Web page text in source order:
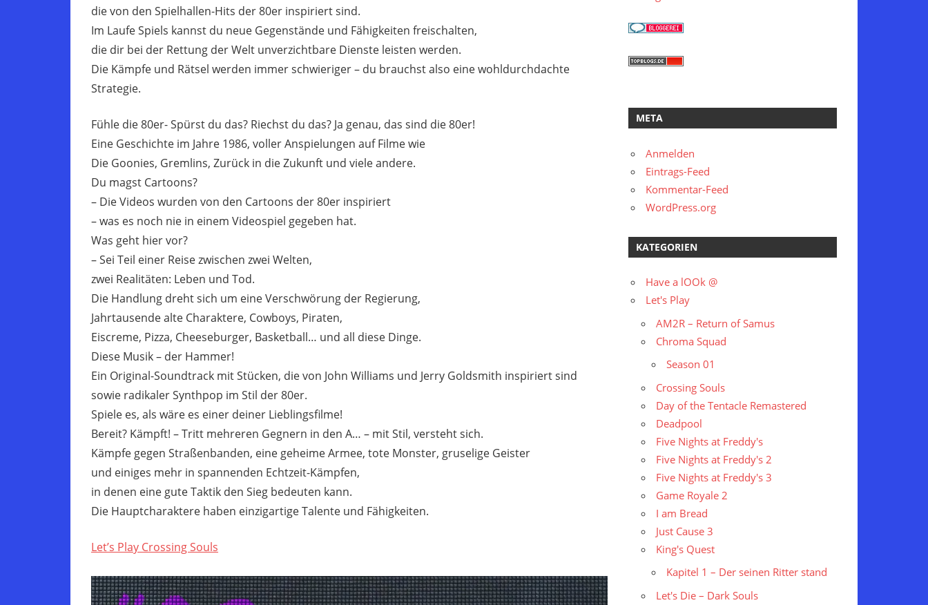
die von den Spielhallen-Hits der 80er inspiriert sind.
Im Laufe Spiels kannst du neue Gegenstände und Fähigkeiten freischalten,
die dir bei der Rettung der Welt unverzichtbare Dienste leisten werden.
Die Kämpfe und Rätsel werden immer schwieriger – du brauchst also eine wohldurchdachte
Strategie.
Fühle die 80er- Spürst du das? Riechst du das? Ja genau, das sind die 80er!
Eine Geschichte im Jahre 1986, voller Anspielungen auf Filme wie
Die Goonies, Gremlins, Zurück in die Zukunft und viele andere.
Du magst Cartoons?
– Die Videos wurden von den Cartoons der 80er inspiriert
– was es noch nie in einem Videospiel gegeben hat.
Was geht hier vor?
– Sei Teil einer Reise zwischen zwei Welten,
zwei Realitäten: Leben und Tod.
Die Handlung dreht sich um eine Verschwörung der Regierung,
Jahrtausende alte Charaktere, Cowboys, Piraten,
Eiscreme, Pizza, Cheeseburger, Basketball… und all diese Dinge.
Diese Musik – der Hammer!
Ein Original-Soundtrack mit Stücken, die von John Williams und Jerry Goldsmith inspiriert sind
sowie radikaler Synthpop im Stil der 80er.
Spiele es, als wäre es einer deiner Lieblingsfilme!
Bereit? Kämpft! – Tritt mehreren Gegnern in den A… – mit Stil, versteht sich.
Kämpfe gegen Straßenbanden, eine geheime Armee, tote Monster, gruselige Geister
und einiges mehr in spannenden Echtzeit-Kämpfen,
in denen eine gute Taktik den Sieg bedeuten kann.
Die Hauptcharaktere haben einzigartige Talente und Fähigkeiten.
Let’s Play Crossing Souls
META
Anmelden
Eintrags-Feed
Kommentar-Feed
WordPress.org
KATEGORIEN
Have a lOOk @
Let's Play
AM2R – Return of Samus
Chroma Squad
Season 01
Crossing Souls
Day of the Tentacle Remastered
Deadpool
Five Nights at Freddy's
Five Nights at Freddy's 2
Five Nights at Freddy's 3
Game Royale 2
I am Bread
Just Cause 3
King's Quest
Kapitel 1 – Der seinen Ritter stand
Let's Die – Dark Souls